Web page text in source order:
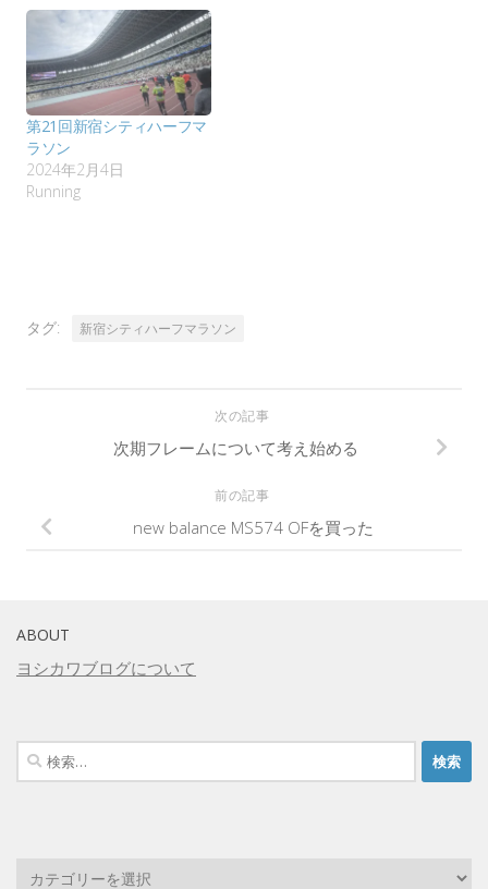
第21回新宿シティハーフマ
ラソン
2024年2月4日
Running
タグ: 新宿シティハーフマラソン
次の記事
次期フレームについて考え始める
前の記事
new balance MS574 OFを買った
ABOUT
ヨシカワブログについて
検
索: